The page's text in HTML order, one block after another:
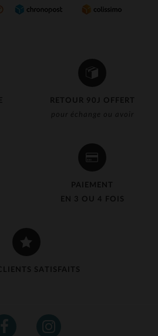
RETOUR 90J OFFERT
pour échange ou avoir
PAIEMENT
EN 3 OU 4 FOIS
SATISFAITS